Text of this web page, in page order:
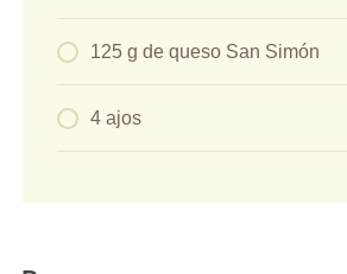
125 g de queso San Simón
4 ajos